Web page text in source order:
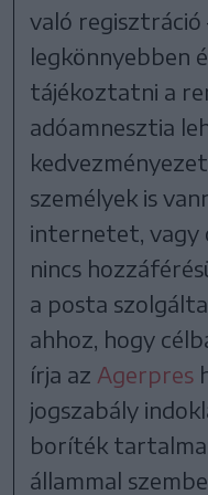
való regisztráció
legkönnyebben
tájékoztatni a
adóamnesztia
személyek is
internetet, vagy
nincs
a posta
ahhoz, hogy
írja az Agerpres
jogszabály
boríték
állammal